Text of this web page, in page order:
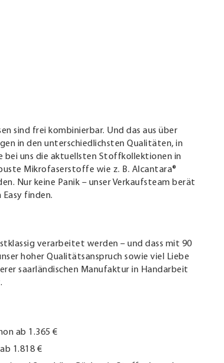
sind frei kombinierbar. Und das aus über
in den unterschiedlichsten Qualitäten, in
bei uns die aktuellsten Stoffkollektionen in
Mikrofaserstoffe wie z. B. Alcantara®
Nur keine Panik – unser Verkaufsteam berät
finden.
verarbeitet werden – und dass mit 90
hoher Qualitätsanspruch sowie viel Liebe
saarländischen Manufaktur in Handarbeit
ab 1.365 €
1.818 €